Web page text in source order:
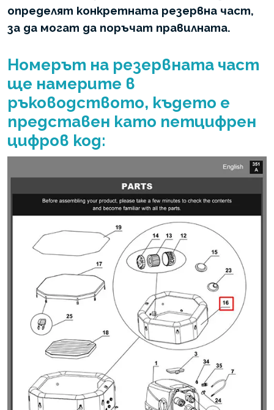
определят конкретната резервна част,
за да могат да поръчат правилната.
Номерът на резервната част
ще намерите в
ръководството, където е
представен като петцифрен
цифров код: